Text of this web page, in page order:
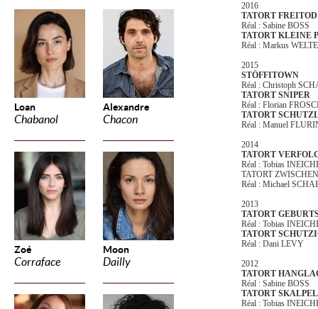
Loan
Chabanol
Alexandre
Chacon
Zoé
Corraface
Moon
Dailly
2016
TATORT FREITOD
Réal : Sabine BOSS
TATORT KLEINE
Réal : Markus
2015
STÖFFITOWN
Réal : Christoph
TATORT SNIPER
Réal : Florian
TATORT
Réal : Manuel
2014
TATORT
Réal : Tobias
TATORT
Réal : Michael
2013
TATORT
Réal : Tobias
TATORT
Réal : Dani LEVY
2012
TATORT
Réal : Sabine BOSS
TATORT
Réal : Tobias